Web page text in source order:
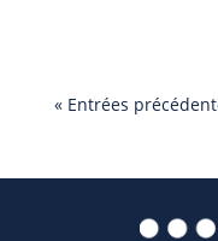
« Entrées